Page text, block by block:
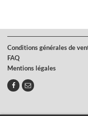
Conditions générales de
FAQ
Mentions légales